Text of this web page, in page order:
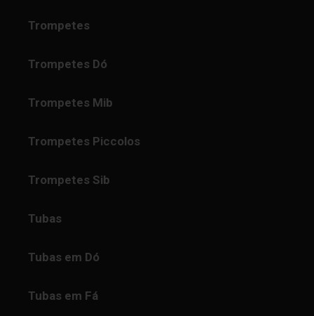
Trompetes
Trompetes Dó
Trompetes Mib
Trompetes Piccolos
Trompetes Sib
Tubas
Tubas em Dó
Tubas em Fá